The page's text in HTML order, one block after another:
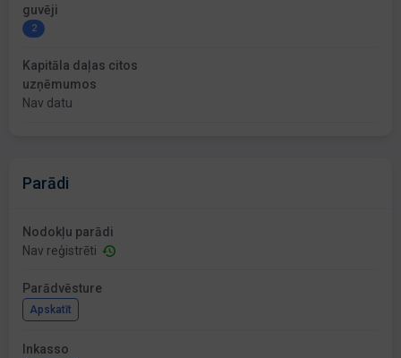
guvēji
2
Kapitāla daļas citos
uzņēmumos
Nav datu
Parādi
Nodokļu parādi
Nav reģistrēti
Parādvēsture
Apskatīt
Inkasso